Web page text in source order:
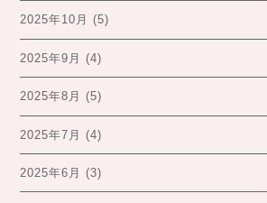
2025年10月 (5)
2025年9月 (4)
2025年8月 (5)
2025年7月 (4)
2025年6月 (3)